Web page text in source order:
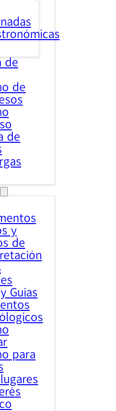
de
de
de
y
de
Guias
para